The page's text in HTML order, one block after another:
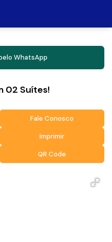
WhatsApp
02 Suítes!
Fale Conosco
Imprimir
QR Code